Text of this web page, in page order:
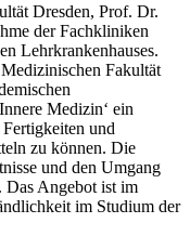
Dresden, Prof. Dr.
der Fachkliniken
Lehrkrankenhauses.
Fakultät
Medizin‘ ein
Fertigkeiten und
zu können. Die
und den Umgang
Das Angebot ist im
im Studium der